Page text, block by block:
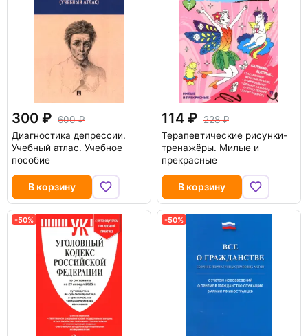
300
600
Диагностика депрессии.
Учебный атлас. Учебное
пособие
В корзину
114
228
Терапевтические рисунки-
тренажёры. Милые и
прекрасные
В корзину
-50% -50%